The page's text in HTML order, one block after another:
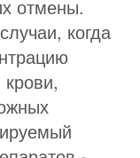
отмены.
когда